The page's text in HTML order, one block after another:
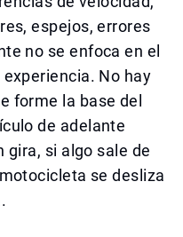
espejos, errores
no se enfoca en el
No hay
forme la base del
de adelante
gira, si algo sale de
se desliza